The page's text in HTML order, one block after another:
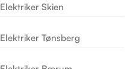
Elektriker Skien
Elektriker Tønsberg